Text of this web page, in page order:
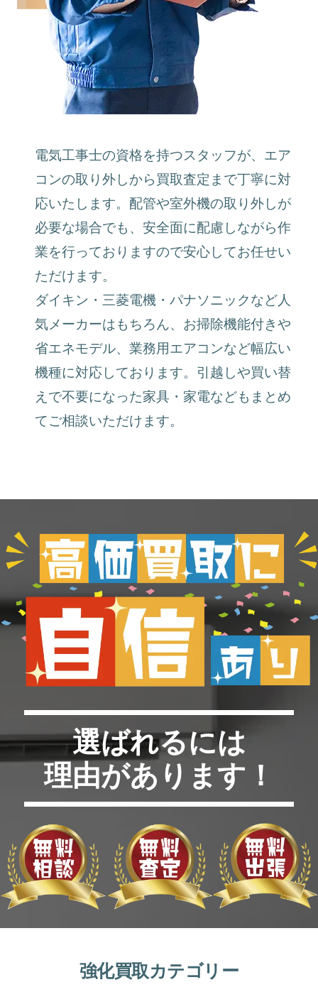
電気工事士の資格を持つスタッフが、エア
コンの取り外しから買取査定まで丁寧に対
応いたします。配管や室外機の取り外しが
必要な場合でも、安全面に配慮しながら作
業を行っておりますので安心してお任せい
ただけます。
ダイキン・三菱電機・パナソニックなど人
気メーカーはもちろん、お掃除機能付きや
省エネモデル、業務用エアコンなど幅広い
機種に対応しております。引越しや買い替
えで不要になった家具・家電などもまとめ
てご相談いただけます。
選ばれるには
理由があります！
強化買取カテゴリー